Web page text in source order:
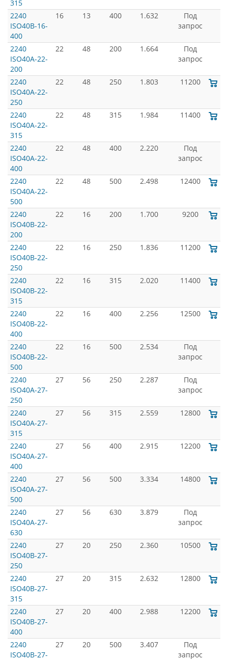
315
2240
ISO40B-16-
400
16 13 400 1.632
Под
запрос
2240
ISO40A-22-
200
22 48 200 1.664
Под
запрос
2240
ISO40A-22-
250
22 48 250 1.803 11200
2240
ISO40A-22-
315
22 48 315 1.984 11400
2240
ISO40A-22-
400
22 48 400 2.220
Под
запрос
2240
ISO40A-22-
500
22 48 500 2.498 12400
2240
ISO40B-22-
200
22 16 200 1.700 9200
2240
ISO40B-22-
250
22 16 250 1.836 11200
2240
ISO40B-22-
315
22 16 315 2.020 11400
2240
ISO40B-22-
400
22 16 400 2.256 12500
2240
ISO40B-22-
500
22 16 500 2.534
Под
запрос
2240
ISO40A-27-
250
27 56 250 2.287
Под
запрос
2240
ISO40A-27-
315
27 56 315 2.559 12800
2240
ISO40A-27-
400
27 56 400 2.915 12200
2240
ISO40A-27-
500
27 56 500 3.334 14800
2240
ISO40A-27-
630
27 56 630 3.879
Под
запрос
2240
ISO40B-27-
250
27 20 250 2.360 10500
2240
ISO40B-27-
315
27 20 315 2.632 12800
2240
ISO40B-27-
400
27 20 400 2.988 12200
2240
ISO40B-27-
27 20 500 3.407
Под
запрос